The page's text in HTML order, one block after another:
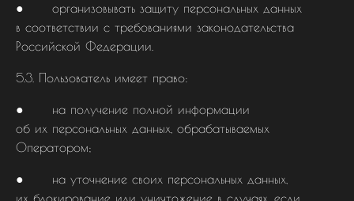
● организовывать защиту персональных данных
в соответствии с требованиями законодательства
Российской Федерации.
5.3. Пользователь имеет право:
● на получение полной информации
об их персональных данных, обрабатываемых
Оператором;
● на уточнение своих персональных данных,
их блокирование или уничтожение в случаях, если